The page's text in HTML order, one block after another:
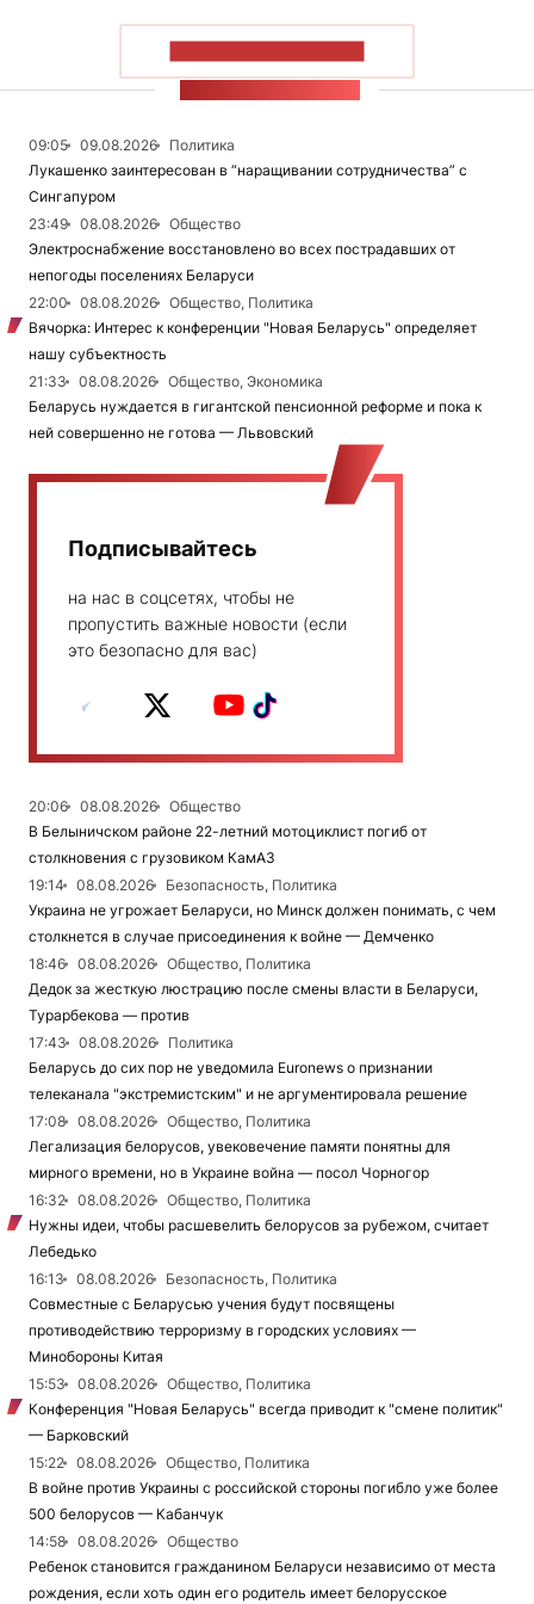
09:05 09.08.2026
Политика
Лукашенко заинтересован в “наращивании сотрудничества” с
Сингапуром
23:49
08.08.2026
Общество
Электроснабжение восстановлено во всех пострадавших от
непогоды поселениях Беларуси
22:00
08.08.2026
Общество, Политика
Вячорка: Интерес к конференции "Новая Беларусь" определяет
нашу субъектность
21:33
08.08.2026
Общество, Экономика
Беларусь нуждается в гигантской пенсионной реформе и пока к
ней совершенно не готова — Львовский
Подписывайтесь
на нас в соцсетях, чтобы не
пропустить важные новости (если
это безопасно для вас)
20:06 08.08.2026
Общество
В Белыничском районе 22-летний мотоциклист погиб от
столкновения с грузовиком КамАЗ
19:14
08.08.2026
Безопасность, Политика
Украина не угрожает Беларуси, но Минск должен понимать, с чем
столкнется в случае присоединения к войне — Демченко
18:46
08.08.2026
Общество, Политика
Дедок за жесткую люстрацию после смены власти в Беларуси,
Турарбекова — против
17:43
08.08.2026
Политика
Беларусь до сих пор не уведомила Euronews о признании
телеканала "экстремистским" и не аргументировала решение
17:08
08.08.2026
Общество, Политика
Легализация белорусов, увековечение памяти понятны для
мирного времени, но в Украине война — посол Чорногор
16:32
08.08.2026
Общество, Политика
Нужны идеи, чтобы расшевелить белорусов за рубежом, считает
Лебедько
16:13
08.08.2026
Безопасность, Политика
Совместные с Беларусью учения будут посвящены
противодействию терроризму в городских условиях —
Минобороны Китая
15:53
08.08.2026
Общество, Политика
Конференция "Новая Беларусь" всегда приводит к "смене политик"
— Барковский
15:22
08.08.2026
Общество, Политика
В войне против Украины с российской стороны погибло уже более
500 белорусов — Кабанчук
14:58
08.08.2026
Общество
Ребенок становится гражданином Беларуси независимо от места
рождения, если хоть один его родитель имеет белорусское